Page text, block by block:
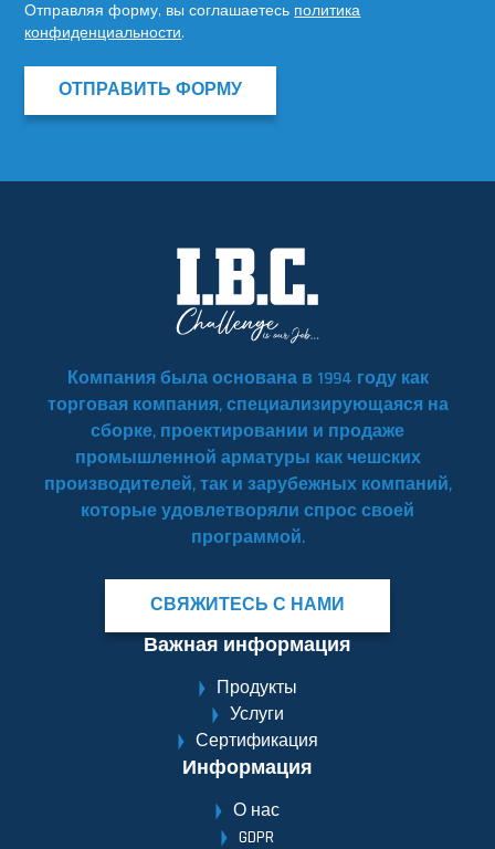
Отправляя форму, вы соглашаетесь политика
конфиденциальности.
ОТПРАВИТЬ ФОРМУ
Компания была основана в 1994 году как
торговая компания, специализирующаяся на
сборке, проектировании и продаже
промышленной арматуры как чешских
производителей, так и зарубежных компаний,
которые удовлетворяли спрос своей
программой.
СВЯЖИТЕСЬ С НАМИ
Важная информация
Продукты
Услуги
Сертификация
Информация
О нас
GDPR